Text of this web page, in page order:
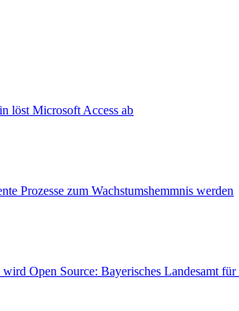
löst Microsoft Access ab
Prozesse zum Wachstumshemmnis werden
Open Source: Bayerisches Landesamt